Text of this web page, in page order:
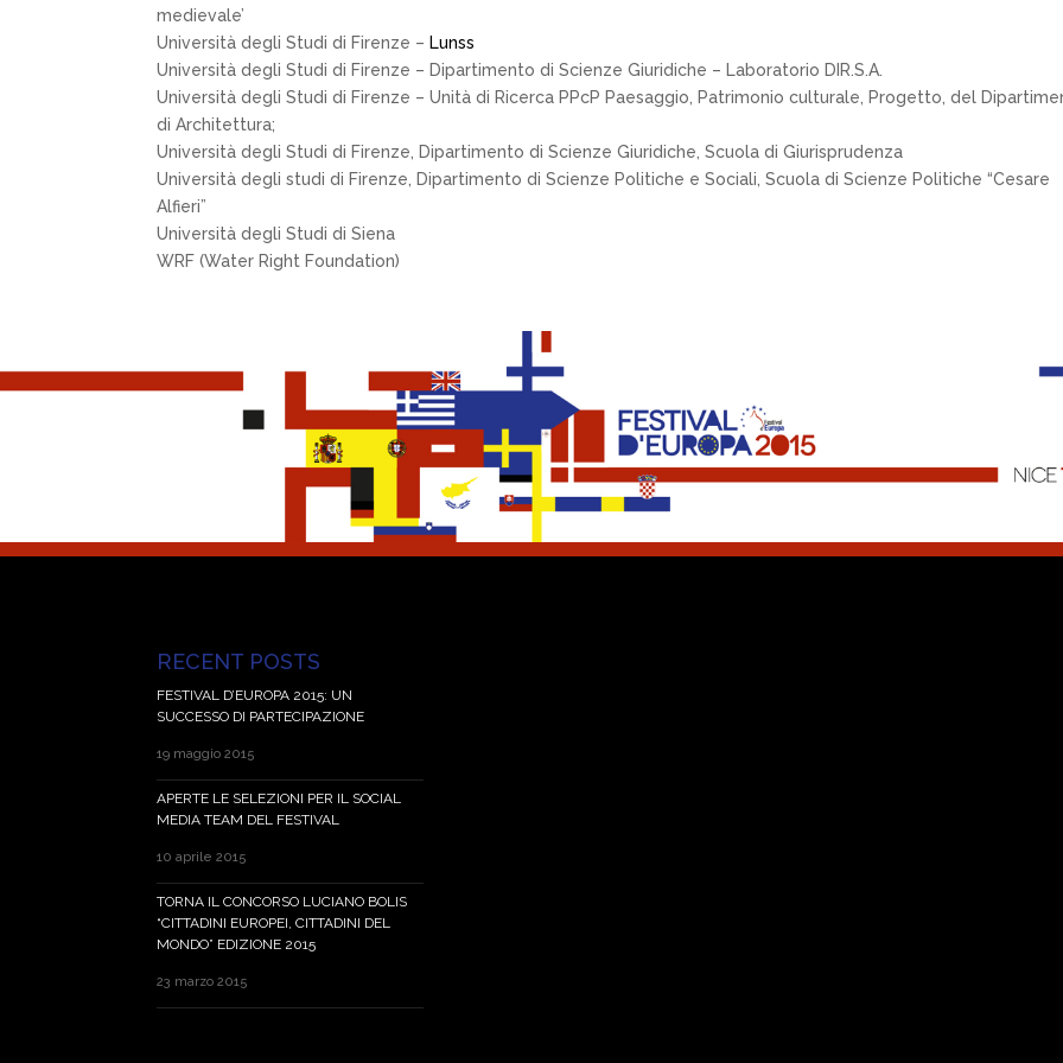
medievale’
Università degli Studi di Firenze – Lunss
Università degli Studi di Firenze – Dipartimento di Scienze Giuridiche – Laboratorio DIR.S.A.
Università degli Studi di Firenze – Unità di Ricerca PPcP Paesaggio, Patrimonio culturale, Progetto, del
di Architettura;
Università degli Studi di Firenze, Dipartimento di Scienze Giuridiche, Scuola di Giurisprudenza
Università degli studi di Firenze, Dipartimento di Scienze Politiche e Sociali, Scuola di Scienze Politiche “Cesare
Alfieri”
Università degli Studi di Siena
WRF (Water Right Foundation)
RECENT POSTS
FESTIVAL D’EUROPA 2015: UN
SUCCESSO DI PARTECIPAZIONE
19 maggio 2015
APERTE LE SELEZIONI PER IL SOCIAL
MEDIA TEAM DEL FESTIVAL
10 aprile 2015
TORNA IL CONCORSO LUCIANO BOLIS
“CITTADINI EUROPEI, CITTADINI DEL
MONDO” EDIZIONE 2015
23 marzo 2015